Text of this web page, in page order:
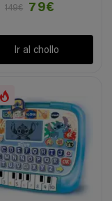
149€
79€
Ir al chollo